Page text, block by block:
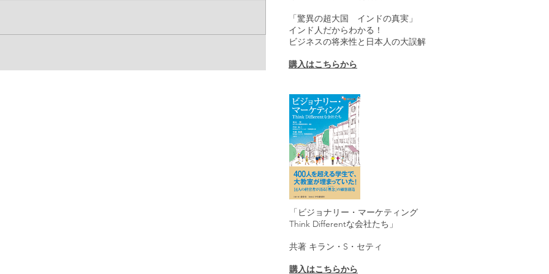
「驚異の超大国 インドの真実」
インド人だからわかる！
ビジネスの将来性と日本人の大誤解
購入はこちらから
「ビジョナリー・マーケティング
Think Differentな会社たち」
共著 キラン・S・セティ
購入はこちらから